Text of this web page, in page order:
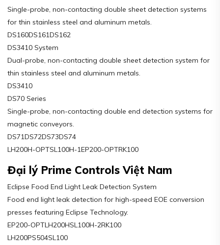
Single-probe, non-contacting double sheet detection systems
for thin stainless steel and aluminum metals.
DS160DS161DS162
DS3410 System
Dual-probe, non-contacting double sheet detection system for
thin stainless steel and aluminum metals.
DS3410
DS70 Series
Single-probe, non-contacting double end detection systems for
magnetic conveyors.
DS71DS72DS73DS74
LH200H-OPTSL100H-1EP200-OPTRK100
Đại lý Prime Controls Việt Nam
Eclipse Food End Light Leak Detection System
Food end light leak detection for high-speed EOE conversion
presses featuring Eclipse Technology.
EP200-OPTLH200HSL100H-2RK100
LH200PS504SL100